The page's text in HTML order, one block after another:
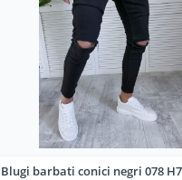
Blugi barbati conici negri 078